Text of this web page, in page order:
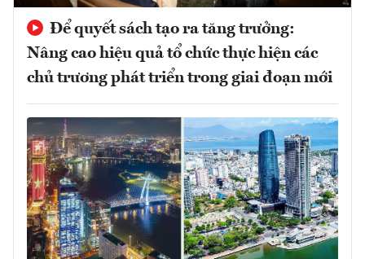
Để quyết sách tạo ra tăng trưởng:
Nâng cao hiệu quả tổ chức thực hiện các
chủ trương phát triển trong giai đoạn mới